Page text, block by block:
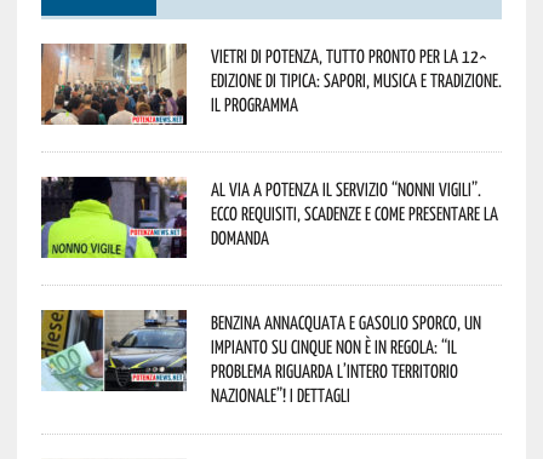
Vietri di Potenza, tutto pronto per la 12^
Edizione di Tipica: sapori, musica e tradizione.
Il programma
Al via a Potenza il servizio “Nonni Vigili”.
Ecco requisiti, scadenze e come presentare la
domanda
Benzina annacquata e gasolio sporco, un
impianto su cinque non è in regola: “il
problema riguarda l’intero territorio
Nazionale”! I dettagli